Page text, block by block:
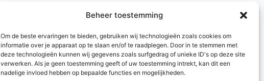
Beheer toestemming
Om de beste ervaringen te bieden, gebruiken wij technologieën zoals cookies om
informatie over je apparaat op te slaan en/of te raadplegen. Door in te stemmen met
deze technologieën kunnen wij gegevens zoals surfgedrag of unieke ID's op deze site
verwerken. Als je geen toestemming geeft of uw toestemming intrekt, kan dit een
nadelige invloed hebben op bepaalde functies en mogelijkheden.